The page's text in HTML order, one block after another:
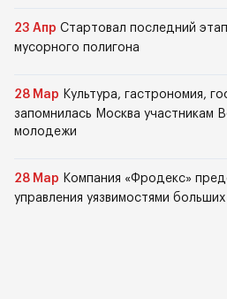
23 Апр Стартовал последний
мусорного полигона
28 Мар Культура, гастрономия,
запомнилась Москва участникам
молодежи
28 Мар Компания «Фродекс»
управления уязвимостями